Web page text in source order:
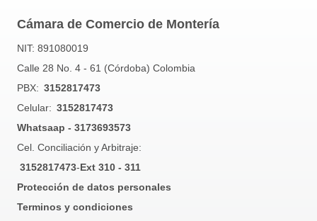
Cámara de Comercio de Montería
NIT: 891080019
Calle 28 No. 4 - 61 (Córdoba) Colombia
PBX: 3152817473
Celular: 3152817473
Whatsaap - 3173693573
Cel. Conciliación y Arbitraje:
3152817473-Ext 310 - 311
Protección de datos personales
Terminos y condiciones